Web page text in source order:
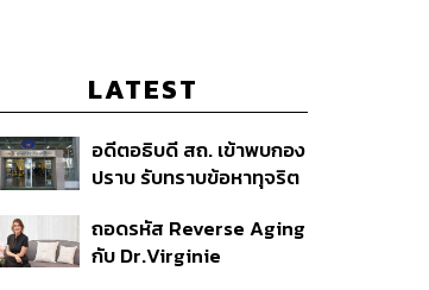
LATEST
อดีตอธิบดี สถ. เข้าพบกอง
ปราบ รับทราบข้อหาทุจริต
กล่าวหา-เตรียมสู้คดีในชั้น
ศาล
ถอดรหัส Reverse Aging
กับ Dr.Virginie